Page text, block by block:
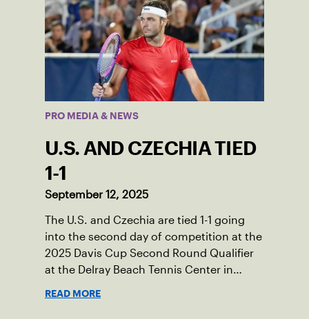
PRO MEDIA & NEWS
U.S. AND CZECHIA TIED
1-1
September 12, 2025
The U.S. and Czechia are tied 1-1 going
into the second day of competition at the
2025 Davis Cup Second Round Qualifier
at the Delray Beach Tennis Center in
READ MORE